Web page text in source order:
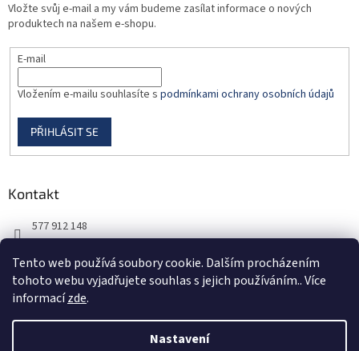
Tento web používá soubory cookie. Dalším procházením
tohoto webu vyjadřujete souhlas s jejich používáním.. Více
informacízde.
Nastavení
Vložte svůj e-mail a my vám budeme zasílat informace o nových
produktech na našem e-shopu.
E-mail
Vložením e-mailu souhlasíte s podmínkami ochrany osobních údajů
PŘIHLÁSIT SE
Kontakt
577 912 148
Vytvořil Shoptet